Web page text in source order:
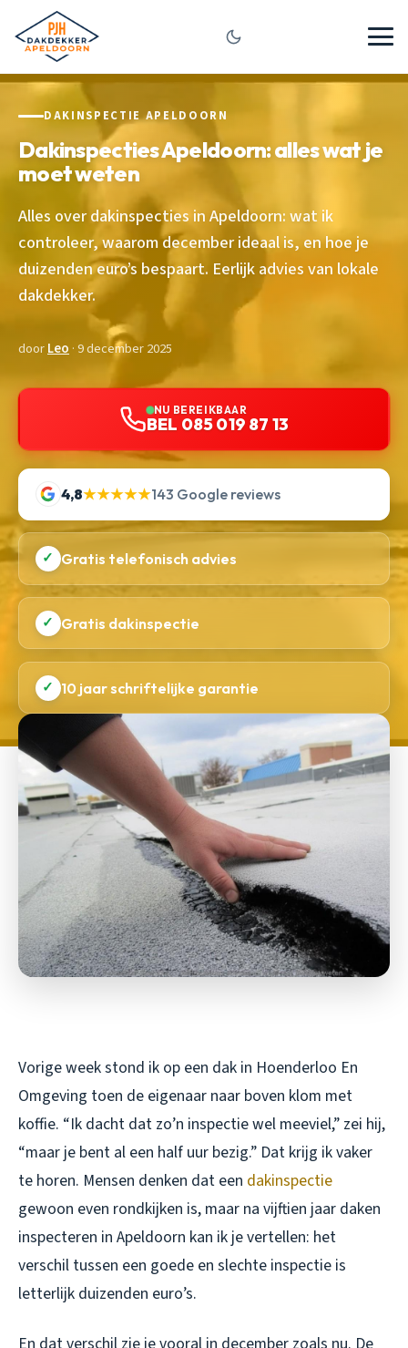
DAKINSPECTIE APELDOORN
Dakinspecties Apeldoorn: alles wat je
moet weten
Alles over dakinspecties in Apeldoorn: wat ik
controleer, waarom december ideaal is, en hoe je
duizenden euro’s bespaart. Eerlijk advies van lokale
dakdekker.
doorLeo · 9 december 2025
NU BEREIKBAAR
BEL 085 019 87 13
4,8★★★★★143 Google reviews
✓ Gratis telefonisch advies
✓ Gratis dakinspectie
✓ 10 jaar schriftelijke garantie
Vorige week stond ik op een dak in Hoenderloo En
Omgeving toen de eigenaar naar boven klom met
koffie. “Ik dacht dat zo’n inspectie wel meeviel,” zei hij,
“maar je bent al een half uur bezig.” Dat krijg ik vaker
te horen. Mensen denken dat een dakinspectie
gewoon even rondkijken is, maar na vijftien jaar daken
inspecteren in Apeldoorn kan ik je vertellen: het
verschil tussen een goede en slechte inspectie is
letterlijk duizenden euro’s.